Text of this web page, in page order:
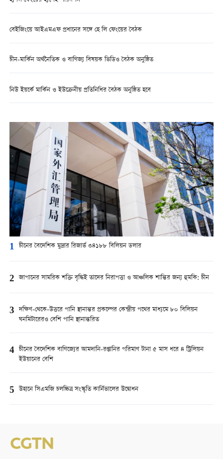
বেইজিংয়ে আইএমএফ প্রধানের সঙ্গে হে লি ফেংয়ের বৈঠক
চীন-মার্কিন অর্থনৈতিক ও বাণিজ্য বিষয়ক ভিডিও বৈঠক অনুষ্ঠিত
নিউ ইয়র্কে মার্কিন ও ইউক্রেনীয় প্রতিনিধির বৈঠক অনুষ্ঠিত হবে
1 চীনের বৈদেশিক মুদ্রার রিজার্ভ ৩৪১৮৮ বিলিয়ন ডলার
2 জাপানের সামরিক শক্তি বৃদ্ধিই তাদের নিরাপত্তা ও আঞ্চলিক শান্তির জন্য হুমকি: চীন
3 দক্ষিণ-থেকে-উত্তরে পানি স্থানান্তর প্রকল্পের কেন্দ্রীয় পথের মাধ্যমে ৮০ বিলিয়ন
ঘনমিটারেরও বেশি পানি স্থানান্তরিত
4 চীনের বৈদেশিক বাণিজ্যের আমদানি-রপ্তানির পরিমাণ টানা ৫ মাস ধরে ৪ ট্রিলিয়ন
ইউয়ানের বেশি
5 উহানে সিএমজি চলচ্চিত্র সংস্কৃতি কার্নিভালের উদ্বোধন